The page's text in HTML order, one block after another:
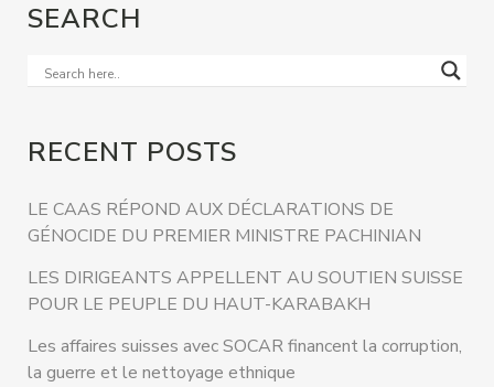
SEARCH
RECENT POSTS
LE CAAS RÉPOND AUX DÉCLARATIONS DE
GÉNOCIDE DU PREMIER MINISTRE PACHINIAN
LES DIRIGEANTS APPELLENT AU SOUTIEN SUISSE
POUR LE PEUPLE DU HAUT-KARABAKH
Les affaires suisses avec SOCAR financent la corruption,
la guerre et le nettoyage ethnique